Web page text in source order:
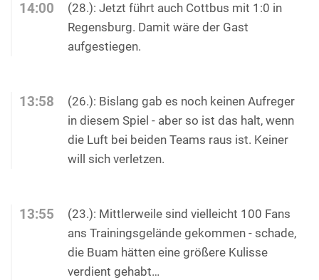
14:00
(28.): Jetzt führt auch Cottbus mit 1:0 in
Regensburg. Damit wäre der Gast
aufgestiegen.
13:58
(26.): Bislang gab es noch keinen Aufreger
in diesem Spiel - aber so ist das halt, wenn
die Luft bei beiden Teams raus ist. Keiner
will sich verletzen.
13:55
(23.): Mittlerweile sind vielleicht 100 Fans
ans Trainingsgelände gekommen - schade,
die Buam hätten eine größere Kulisse
verdient gehabt…